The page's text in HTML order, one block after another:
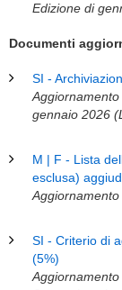
Edizione di
Documenti
SI -
gennaio 2026
M | F - Lista
esclusa)
Aggiornamento
SI - Criterio di
(5%)